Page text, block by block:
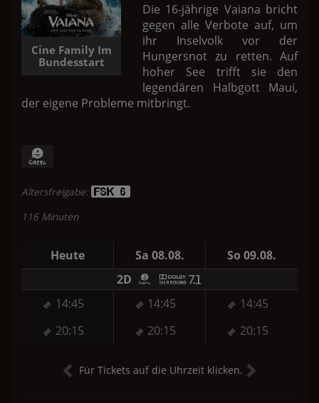
Cine Family Im
Bundesstart
Die 16-jährige Vaiana bricht
gegen alle Verbote auf, um
ihr Inselvolk vor der
Hungersnot zu retten. Auf
hoher See trifft sie den
legendären Halbgott Maui,
der eigene Probleme mitbringt.
Altersfreigabe:
116 Minuten
Heute Sa 08.08. So 09.08.
14:45 14:45
14:45
20:15
20:15 20:15
2D
Für Tickets auf die Uhrzeit klicken.